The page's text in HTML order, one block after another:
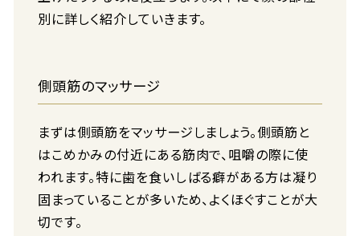
別に詳しく紹介していきます。
側頭筋のマッサージ
まずは側頭筋をマッサージしましょう。側頭筋と
はこめかみの付近にある筋肉で、咀嚼の際に使
われます。特に歯を食いしばる癖がある方は凝り
固まっていることが多いため、よくほぐすことが大
切です。